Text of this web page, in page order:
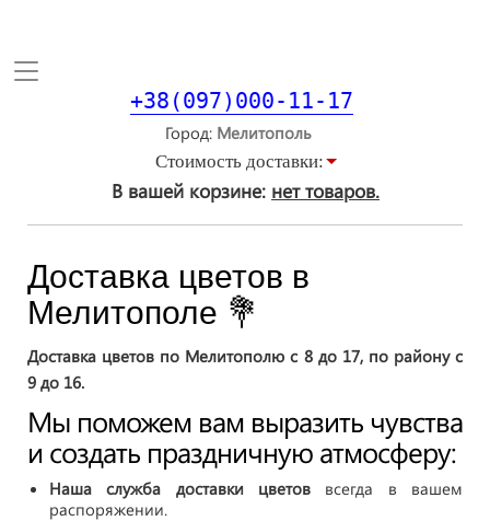
Toggle
+38(097)000-11-17
Город
Стоимость доставки:
В вашей корзине: нет товаров.
Доставка цветов в
Мелитополе 💐
Доставка цветов по Мелитополю с 8 до 17, по району с
9 до 16.
Мы поможем вам выразить чувства
и создать праздничную атмосферу:
Наша служба доставки цветов всегда в вашем
распоряжении.